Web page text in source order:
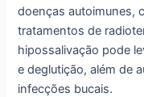
doenças autoimunes,
tratamentos de
hipossalivação pode
e deglutição, além de
infecções bucais.